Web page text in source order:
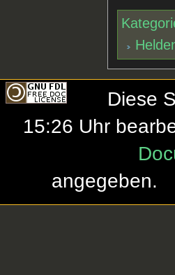
Diese
15:26 Uhr
angegeben.